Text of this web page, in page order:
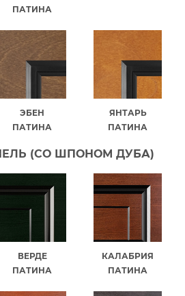
ПАТИНА
ЭБЕН
ПАТИНА
ЯНТАРЬ
ПАТИНА
(СО ШПОНОМ ДУБА)
ВЕРДЕ
ПАТИНА
КАЛАБРИЯ
ПАТИНА